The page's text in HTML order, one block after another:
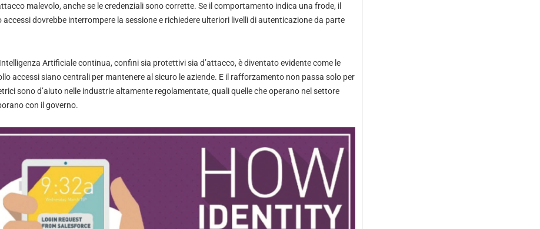
malevolo, anche se le credenziali sono corrette. Se il comportamento indica una frode, il
dovrebbe interrompere la sessione e richiedere ulteriori livelli di autenticazione da parte
Artificiale continua, confini sia protettivi sia d’attacco, è diventato evidente come le
accessi siano centrali per mantenere al sicuro le aziende. E il rafforzamento non passa solo per
sono d’aiuto nelle industrie altamente regolamentate, quali quelle che operano nel settore
con il governo.